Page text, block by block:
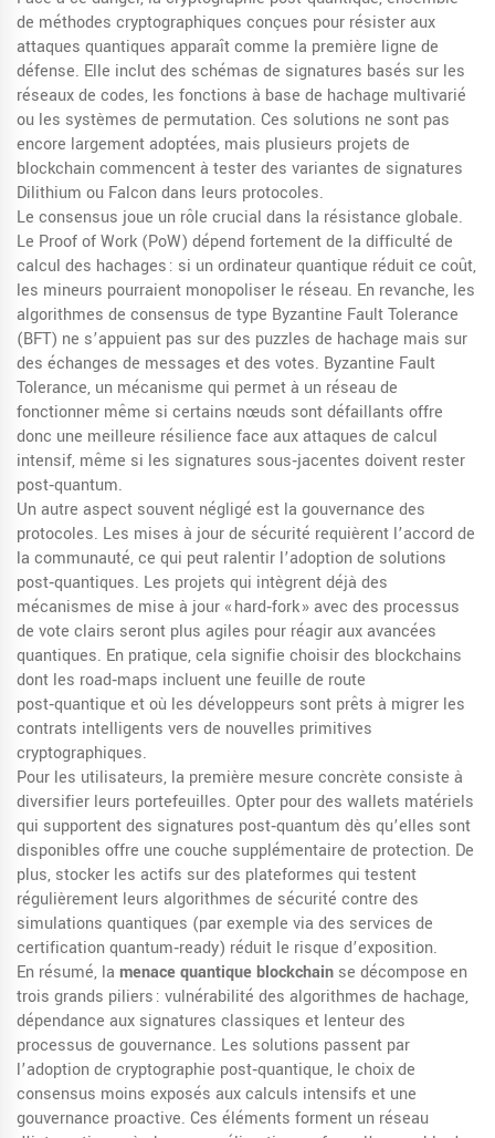
de méthodes cryptographiques conçues pour résister aux
attaques quantiques apparaît comme la première ligne de
défense. Elle inclut des schémas de signatures basés sur les
réseaux de codes, les fonctions à base de hachage multivarié
ou les systèmes de permutation. Ces solutions ne sont pas
encore largement adoptées, mais plusieurs projets de
blockchain commencent à tester des variantes de signatures
Dilithium ou Falcon dans leurs protocoles.
Le consensus joue un rôle crucial dans la résistance globale.
Le Proof of Work (PoW) dépend fortement de la difficulté de
calcul des hachages : si un ordinateur quantique réduit ce coût,
les mineurs pourraient monopoliser le réseau. En revanche, les
algorithmes de consensus de type Byzantine Fault Tolerance
(BFT) ne s’appuient pas sur des puzzles de hachage mais sur
des échanges de messages et des votes. Byzantine Fault
Tolerance, un mécanisme qui permet à un réseau de
fonctionner même si certains nœuds sont défaillants offre
donc une meilleure résilience face aux attaques de calcul
intensif, même si les signatures sous‑jacentes doivent rester
post‑quantum.
Un autre aspect souvent négligé est la gouvernance des
protocoles. Les mises à jour de sécurité requièrent l’accord de
la communauté, ce qui peut ralentir l’adoption de solutions
post‑quantiques. Les projets qui intègrent déjà des
mécanismes de mise à jour « hard‑fork » avec des processus
de vote clairs seront plus agiles pour réagir aux avancées
quantiques. En pratique, cela signifie choisir des blockchains
dont les road‑maps incluent une feuille de route
post‑quantique et où les développeurs sont prêts à migrer les
contrats intelligents vers de nouvelles primitives
cryptographiques.
Pour les utilisateurs, la première mesure concrète consiste à
diversifier leurs portefeuilles. Opter pour des wallets matériels
qui supportent des signatures post‑quantum dès qu’elles sont
disponibles offre une couche supplémentaire de protection. De
plus, stocker les actifs sur des plateformes qui testent
régulièrement leurs algorithmes de sécurité contre des
simulations quantiques (par exemple via des services de
certification quantum‑ready) réduit le risque d’exposition.
En résumé, la menace quantique blockchain se décompose en
trois grands piliers : vulnérabilité des algorithmes de hachage,
dépendance aux signatures classiques et lenteur des
processus de gouvernance. Les solutions passent par
l’adoption de cryptographie post‑quantique, le choix de
consensus moins exposés aux calculs intensifs et une
gouvernance proactive. Ces éléments forment un réseau